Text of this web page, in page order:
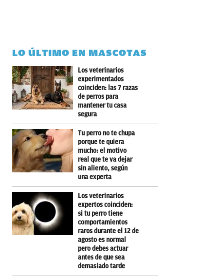
LO ÚLTIMO EN MASCOTAS
Los veterinarios
experimentados
coinciden: las 7 razas
de perros para
mantener tu casa
segura
Tu perro no te chupa
porque te quiera
mucho: el motivo
real que te va dejar
sin aliento, según
una experta
Los veterinarios
expertos coinciden:
si tu perro tiene
comportamientos
raros durante el 12 de
agosto es normal
pero debes actuar
antes de que sea
demasiado tarde